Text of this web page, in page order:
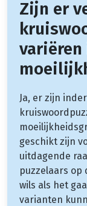
Zijn er
variëren
Ja, er zijn
geschikt zijn
uitdagende
puzzelaars op
wils als het
varianten